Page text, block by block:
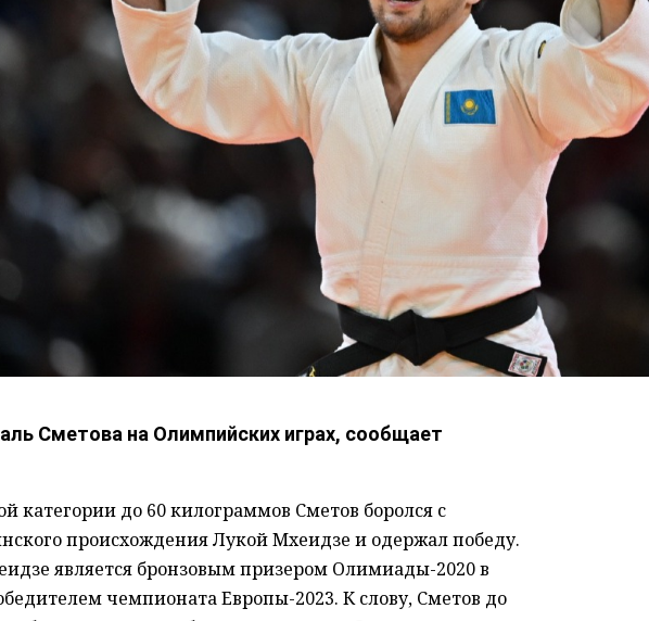
Сметова на Олимпийских играх, сообщает
категории до 60 килограммов Сметов боролся с
происхождения Лукой Мхеидзе и одержал победу.
является бронзовым призером Олимиады-2020 в
чемпионата Европы-2023. К слову, Сметов до